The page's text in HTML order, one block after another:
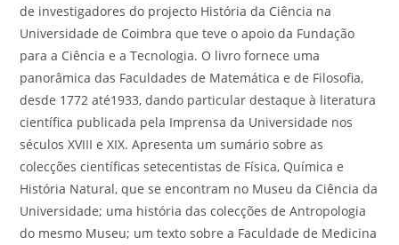
de investigadores do projecto História da Ciência na
Universidade de Coimbra que teve o apoio da Fundação
para a Ciência e a Tecnologia. O livro fornece uma
panorâmica das Faculdades de Matemática e de Filosofia,
desde 1772 até1933, dando particular destaque à literatura
científica publicada pela Imprensa da Universidade nos
séculos XVIII e XIX. Apresenta um sumário sobre as
colecções científicas setecentistas de Física, Química e
História Natural, que se encontram no Museu da Ciência da
Universidade; uma história das colecções de Antropologia
do mesmo Museu; um texto sobre a Faculdade de Medicina